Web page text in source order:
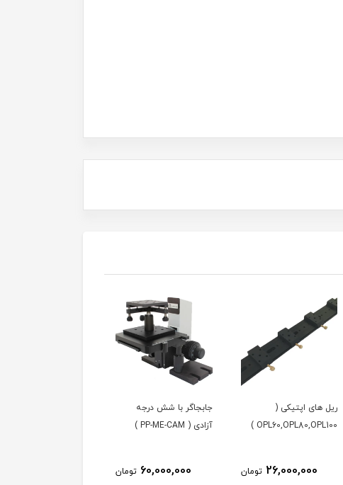
ریل های اپتیکی (
OPL60,OPL80,OPL100 )
26,000,000 تومان
جابجاگر با شش درجه
آزادی ( PP-ME-CAM )
60,000,000 تومان